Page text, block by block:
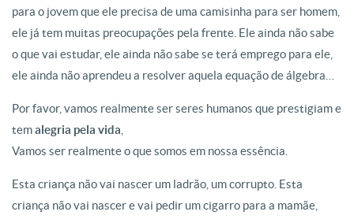
para o jovem que ele precisa de uma camisinha para ser homem,
ele já tem muitas preocupações pela frente. Ele ainda não sabe
o que vai estudar, ele ainda não sabe se terá emprego para ele,
ele ainda não aprendeu a resolver aquela equação de álgebra…
Por favor, vamos realmente ser seres humanos que prestigiam e
temalegria pela vida
Vamos ser realmente o que somos em nossa essência.
Esta criança não vai nascer um ladrão, um corrupto. Esta
criança não vai nascer e vai pedir um cigarro para a mamãe,